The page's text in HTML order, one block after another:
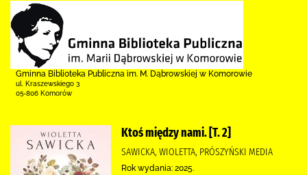
Gminna Biblioteka Publiczna im. M. Dąbrowskiej w Komorowie
ul. Kraszewskiego 3
05-806 Komorów
Ktoś między nami. [T. 2]
SAWICKA, WIOLETTA, PRÓSZYŃSKI MEDIA
Rok wydania: 2025.